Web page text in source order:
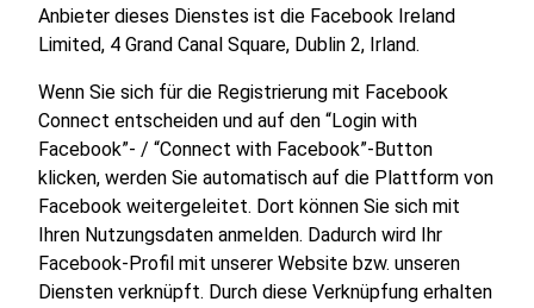
Anbieter dieses Dienstes ist die Facebook Ireland
Limited, 4 Grand Canal Square, Dublin 2, Irland.
Wenn Sie sich für die Registrierung mit Facebook
Connect entscheiden und auf den “Login with
Facebook”- / “Connect with Facebook”-Button
klicken, werden Sie automatisch auf die Plattform von
Facebook weitergeleitet. Dort können Sie sich mit
Ihren Nutzungsdaten anmelden. Dadurch wird Ihr
Facebook-Profil mit unserer Website bzw. unseren
Diensten verknüpft. Durch diese Verknüpfung erhalten